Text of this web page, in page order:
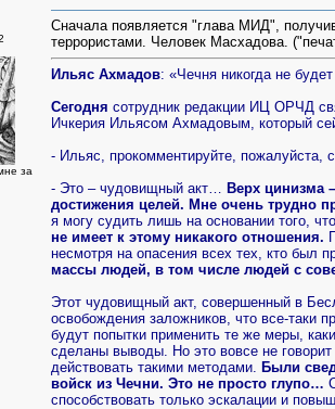
за
Сначала появляется "глава МИД",
террористами. Человек Масхадова.
Ильяс Ахмадов: «Чечня никогда не
Сегодня сотрудник редакции ИЦ ОРЧД
Ичкерия Ильясом Ахмадовым, который
- Ильяс, прокомментируйте, пожалуйста,
- Это – чудовищный акт… Верх цинизма
достижения целей. Мне очень трудно
я могу судить лишь на основании того,
не имеет к этому никакого отношения.
несмотря на опасения всех тех, кто был
массы людей, в том числе людей с
Этот чудовищный акт, совершенный в
освобождения заложников, что все-таки
будут попытки применить те же меры,
сделаны выводы. Но это вовсе не
действовать такими методами. Были
войск из Чечни. Это не просто глупо…
способствовать только эскалации и